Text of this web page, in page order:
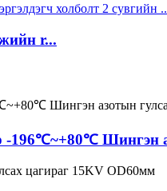
r...
-196℃~+80℃ Шингэн